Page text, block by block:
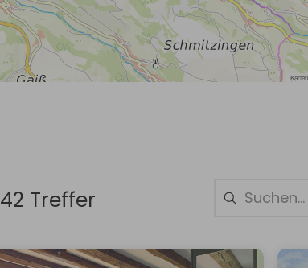
42 Treffer